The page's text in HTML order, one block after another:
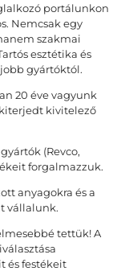
portálunkon
Nemcsak egy
szakmai
esztétika és
gyártóktól.
20 éve vagyunk
kivitelező
(Revco,
forgalmazzuk.
anyagokra és a
vállalunk.
tettük! A
és festékeit